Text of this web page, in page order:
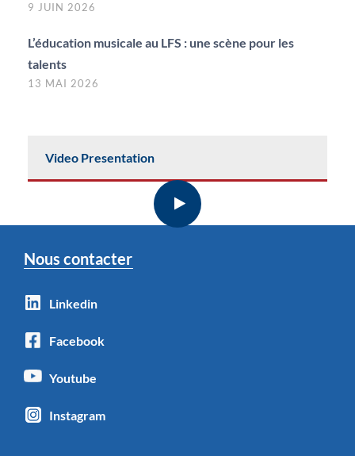
9 JUIN 2026
L’éducation musicale au LFS : une scène pour les
talents
13 MAI 2026
Video Presentation
Nous contacter
Linkedin
Facebook
Youtube
Instagram